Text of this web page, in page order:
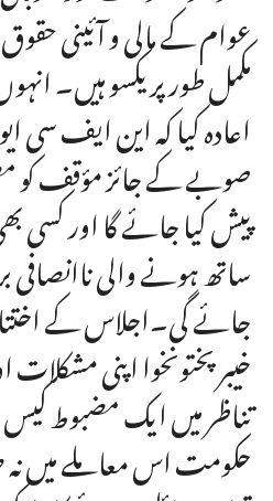
عوام کے مالی و آئینی
مکمل طور پر یکسو ہیں۔
اعادہ کیا کہ این ایف
صوبے کے جائز مؤقف کو
پیش کیا جائے گا اور
ساتھ ہونے والی
جائے گی۔اجلاس کے
خیبر پختونخوا اپنی
تناظر میں ایک مضبوط کیس
حکومت اس معاملے میں